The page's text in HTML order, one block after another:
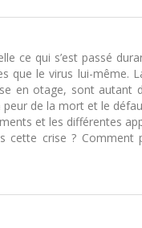
ce qui s’est passé
que le virus lui-
en otage, sont autant
peur de la mort et le
et les différentes
cette crise ?